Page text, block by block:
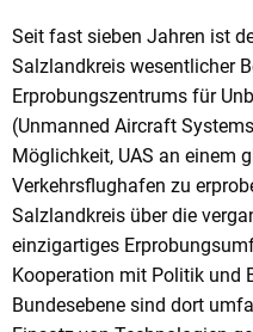
Seit fast sieben Jahren ist
Salzlandkreis wesentlicher
Erprobungszentrums für
(Unmanned Aircraft
Möglichkeit, UAS an einem
Verkehrsflughafen zu
Salzlandkreis über die
einzigartiges
Kooperation mit Politik und
Bundesebene sind dort